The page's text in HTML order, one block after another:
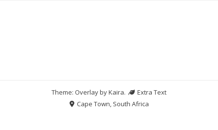
Theme: Overlay byKaira.
Extra Text
Cape Town, South Africa